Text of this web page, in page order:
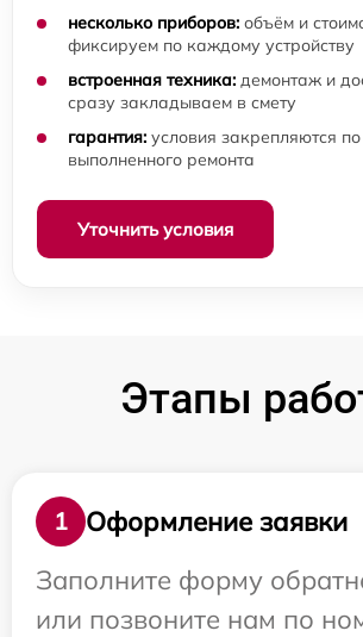
несколько приборов: объём и
фиксируем по каждому устройству
встроенная техника: демонтаж и
сразу закладываем в смету
гарантия: условия закрепляются
выполненного ремонта
Уточнить условия
Этапы
1
Оформление заявки
Заполните форму
или позвоните нам по